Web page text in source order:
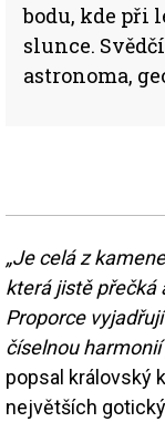
bodu, kde při
slunce.
astronoma,
„Je celá z
která jistě přečká
Proporce
číselnou harmonií
popsal královský
největších